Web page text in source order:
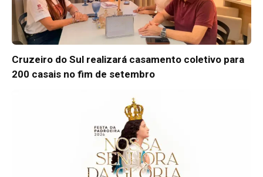
Cruzeiro do Sul realizará casamento coletivo para
200 casais no fim de setembro